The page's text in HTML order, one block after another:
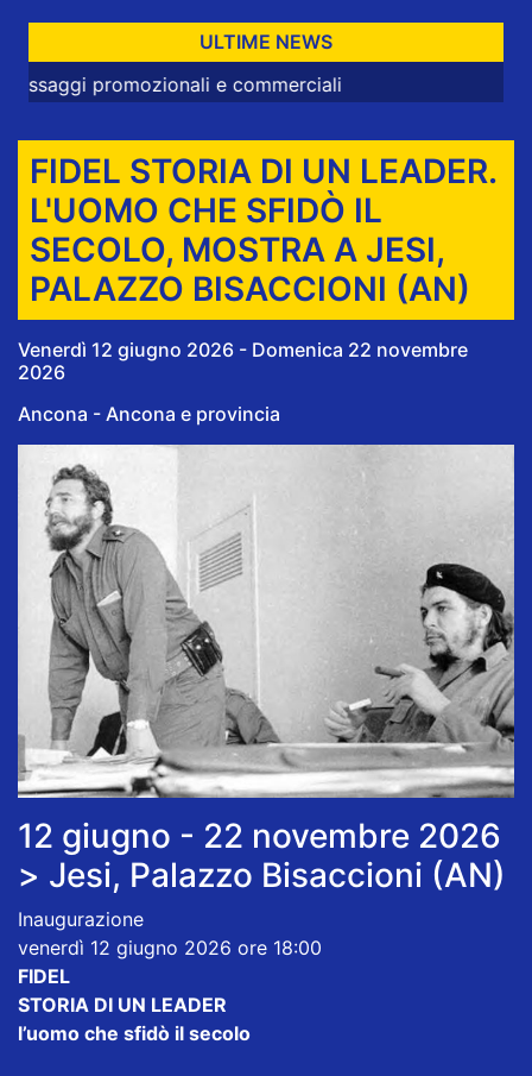
ULTIME NEWS
e commerciali
FIDEL STORIA DI UN LEADER.
L'UOMO CHE SFIDÒ IL
SECOLO, MOSTRA A JESI,
PALAZZO BISACCIONI (AN)
Venerdì 12 giugno 2026 - Domenica 22 novembre
2026
Ancona - Ancona e provincia
12 giugno - 22 novembre 2026
> Jesi, Palazzo Bisaccioni (AN)
Inaugurazione
venerdì 12 giugno 2026 ore 18:00
FIDEL
STORIA DI UN LEADER
l’uomo che sfidò il secolo